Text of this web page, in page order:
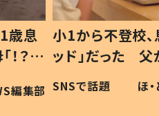
歳息
？」
編集部
小1から不登校、
ッド」だった
作り続ける理由
#令和の子
SNSで話題 ほ